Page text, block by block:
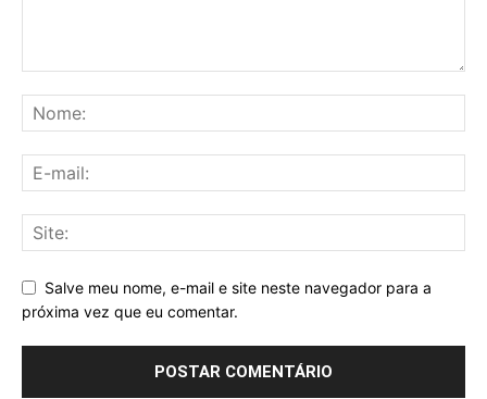
Salve meu nome, e-mail e site neste navegador para a
próxima vez que eu comentar.